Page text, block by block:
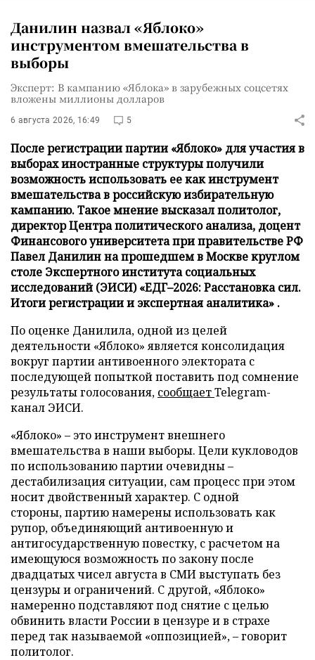
Данилин назвал «Яблоко»
инструментом вмешательства в
выборы
Эксперт: В кампанию «Яблока» в зарубежных соцсетях
вложены миллионы долларов
6 августа 2026, 16:49 5
После регистрации партии «Яблоко» для участия в
выборах иностранные структуры получили
возможность использовать ее как инструмент
вмешательства в российскую избирательную
кампанию. Такое мнение высказал политолог,
директор Центра политического анализа, доцент
Финансового университета при правительстве РФ
Павел Данилин на прошедшем в Москве круглом
столе Экспертного института социальных
исследований (ЭИСИ) «ЕДГ–2026: Расстановка сил.
Итоги регистрации и экспертная аналитика» .
По оценке Данилила, одной из целей
деятельности «Яблоко» является консолидация
вокруг партии антивоенного электората с
последующей попыткой поставить под сомнение
результаты голосования, сообщаетTelegram-
канал ЭИСИ.
«Яблоко» – это инструмент внешнего
вмешательства в наши выборы. Цели кукловодов
по использованию партии очевидны –
дестабилизация ситуации, сам процесс при этом
носит двойственный характер. С одной
стороны, партию намерены использовать как
рупор, объединяющий антивоенную и
антигосударственную повестку, с расчетом на
имеющуюся возможность по закону после
двадцатых чисел августа в СМИ выступать без
цензуры и ограничений. С другой, «Яблоко»
намеренно подставляют под снятие с целью
обвинить власти России в цензуре и в страхе
перед так называемой «оппозицией», – говорит
политолог.